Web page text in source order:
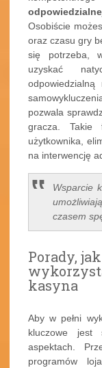
Osobiście
oraz czasu gry
się potrzeba,
uzyskać
pozwala
gracza. Takie
użytkownika,
na interwencję
Wsparcie
czasem
Porady,
kasyna
Aby w pełni
kluczowe jest
aspektach.
programów